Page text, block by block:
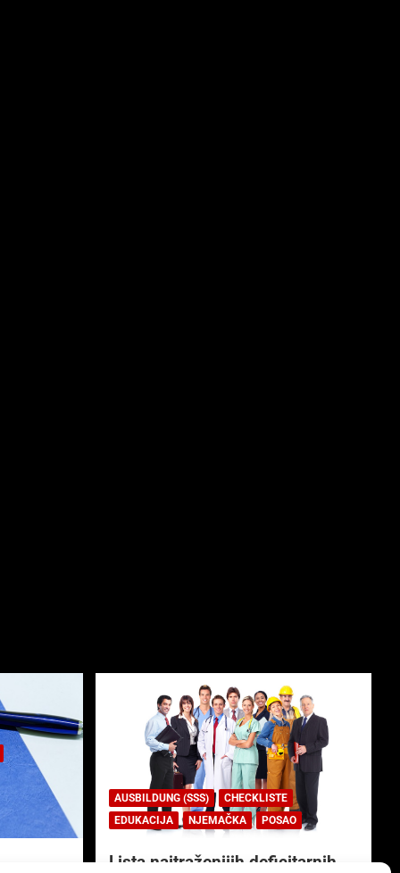
AUSBILDUNG (SSS)
CHECKLISTE
EDUKACIJA
NJEMAČKA POSAO
Lista najtraženijih deficitarnih